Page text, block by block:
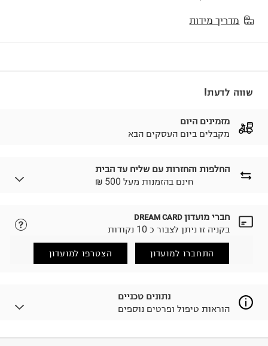
מדריך מידות
שווה לדעת!
מזמינים היום
מקבלים ביום העסקים הבא
החלפות והחזרות עם שליח עד הבית
₪ חינם בהזמנות מעל 500
לבחירת בשיטת המשלוח המתאימה לכם,
הזמנתם והתחרטתם?
(במקום ב-19.9 ₪) לזמן מוגבל! חינם בהזמנות מעל 500 ₪.
למידע נא ללחוץ כאן
.
לפני החזרת החבילה, חשוב להדביק את מדבקת הגוביינא על
פריטים שבירים יש להחזיר עם שליח דרך ממשק ההחזרות
חברי מועדון DREAM CARD
בקניה זו ניתן לצבור כ 10 נקודות
התחברו למועדון הצטרפו למועדון
נתונים טכניים
הוראות טיפול ופרטים נוספים